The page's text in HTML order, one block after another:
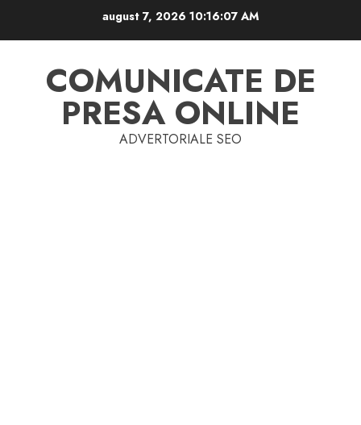
august 7, 2026 10:16:08 AM
COMUNICATE DE
PRESA ONLINE
ADVERTORIALE SEO